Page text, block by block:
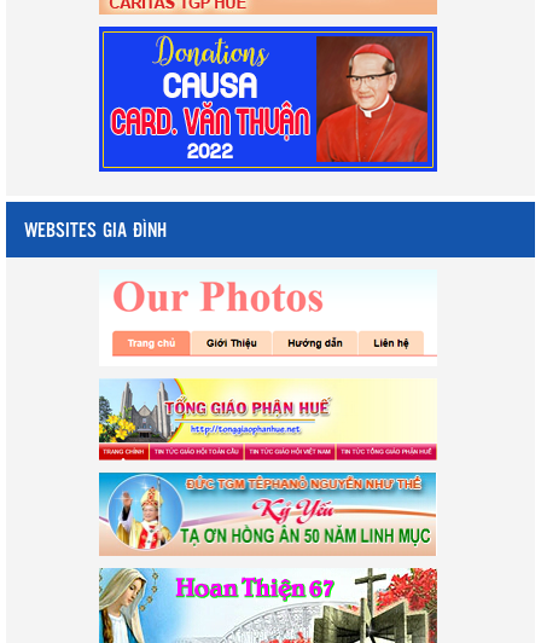
WEBSITES GIA ĐÌNH